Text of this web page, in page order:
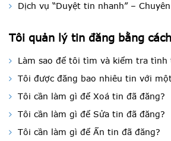
Dịch vụ “Duyệt tin nhanh” –
Tôi quản lý tin đăng bằng
Làm sao để tôi tìm và kiểm tra tình
Tôi được đăng bao nhiêu tin với
Tôi cần làm gì để Xoá tin đã đăng?
Tôi cần làm gì để Sửa tin đã đăng?
Tôi cần làm gì để Ẩn tin đã đăng?